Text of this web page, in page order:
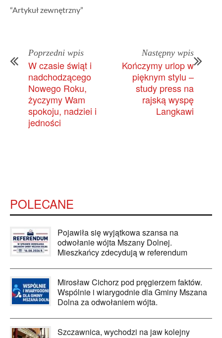
“Artykuł zewnętrzny”
Poprzedni wpis
W czasie świąt i
nadchodzącego
Nowego Roku,
życzymy Wam
spokoju, nadziei i
jedności
Następny wpis
Kończymy urlop w
pięknym stylu –
study press na
rajską wyspę
Langkawi
POLECANE
Pojawiła się wyjątkowa szansa na
odwołanie wójta Mszany Dolnej.
Mieszkańcy zdecydują w referendum
Mirosław Cichorz pod pręgierzem faktów.
Wspólnie i wiarygodnie dla Gminy Mszana
Dolna za odwołaniem wójta.
Szczawnica, wychodzi na jaw kolejny